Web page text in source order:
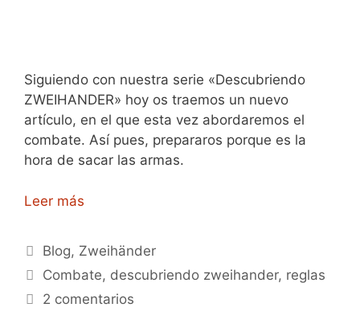
Siguiendo con nuestra serie «Descubriendo
ZWEIHANDER» hoy os traemos un nuevo
artículo, en el que esta vez abordaremos el
combate. Así pues, prepararos porque es la
hora de sacar las armas.
Leer más
Categorías
Blog, Zweihänder
Etiquetas
Combate, descubriendo zweihander, reglas
2 comentarios